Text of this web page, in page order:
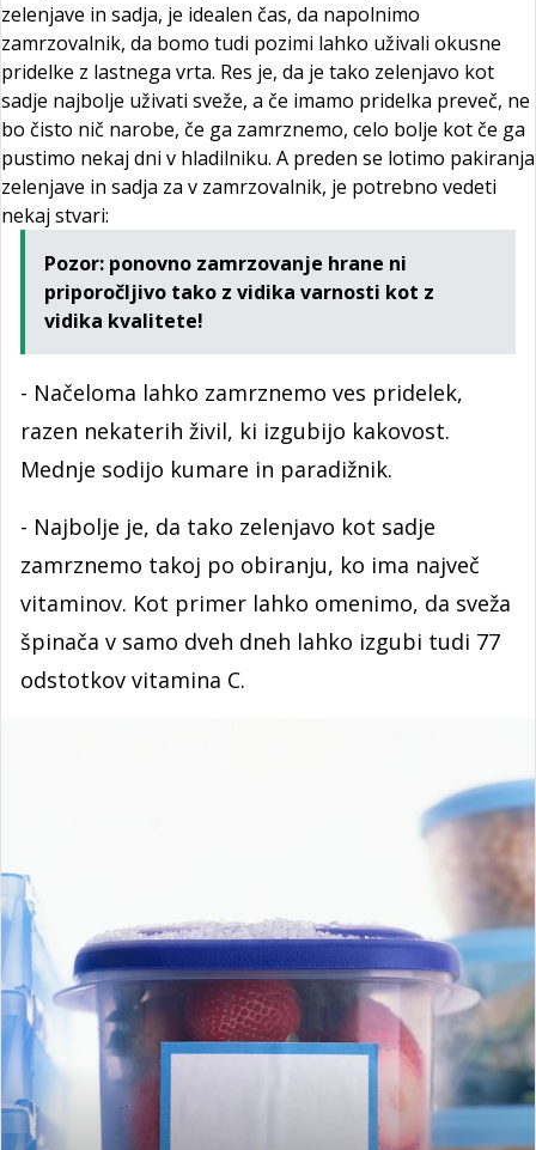
zelenjave in sadja, je idealen čas, da napolnimo
zamrzovalnik, da bomo tudi pozimi lahko uživali okusne
pridelke z lastnega vrta. Res je, da je tako zelenjavo kot
sadje najbolje uživati sveže, a če imamo pridelka preveč, ne
bo čisto nič narobe, če ga zamrznemo, celo bolje kot če ga
pustimo nekaj dni v hladilniku. A preden se lotimo pakiranja
zelenjave in sadja za v zamrzovalnik, je potrebno vedeti
nekaj stvari:
Pozor: ponovno zamrzovanje hrane ni
priporočljivo tako z vidika varnosti kot z
vidika kvalitete!
- Načeloma lahko zamrznemo ves pridelek,
razen nekaterih živil, ki izgubijo kakovost.
Mednje sodijo kumare in paradižnik.
- Najbolje je, da tako zelenjavo kot sadje
zamrznemo takoj po obiranju, ko ima največ
vitaminov. Kot primer lahko omenimo, da sveža
špinača v samo dveh dneh lahko izgubi tudi 77
odstotkov vitamina C.